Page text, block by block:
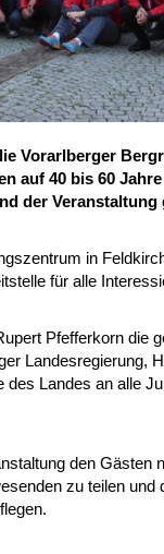
Vorarlberger
auf 40 bis 60
der
in
für alle
Pfefferkorn die
Landesregierung,
Landes an alle
den Gästen
zu teilen und